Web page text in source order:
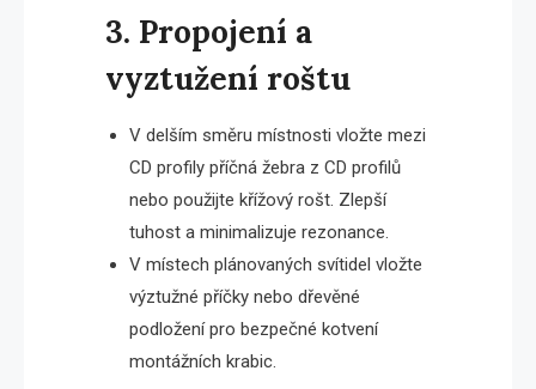
3. Propojení a
vyztužení roštu
V delším směru místnosti vložte mezi
CD profily příčná žebra z CD profilů
nebo použijte křížový rošt. Zlepší
tuhost a minimalizuje rezonance.
V místech plánovaných svítidel vložte
výztužné příčky nebo dřevěné
podložení pro bezpečné kotvení
montážních krabic.